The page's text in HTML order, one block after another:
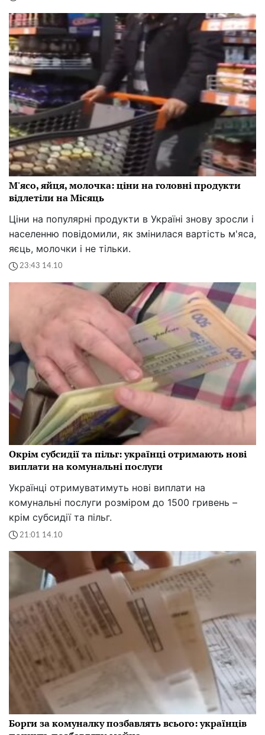
М'ясо, яйця, молочка: ціни на головні продукти
відлетіли на Місяць
Ціни на популярні продукти в Україні знову зросли і
населенню повідомили, як змінилася вартість м'яса,
яєць, молочки і не тільки.
23:43 14.10
Окрім субсидії та пільг: українці отримають нові
виплати на комунальні послуги
Українці отримуватимуть нові виплати на
комунальні послуги розміром до 1500 гривень –
крім субсидії та пільг.
21:01 14.10
Борги за комуналку позбавлять всього: українців